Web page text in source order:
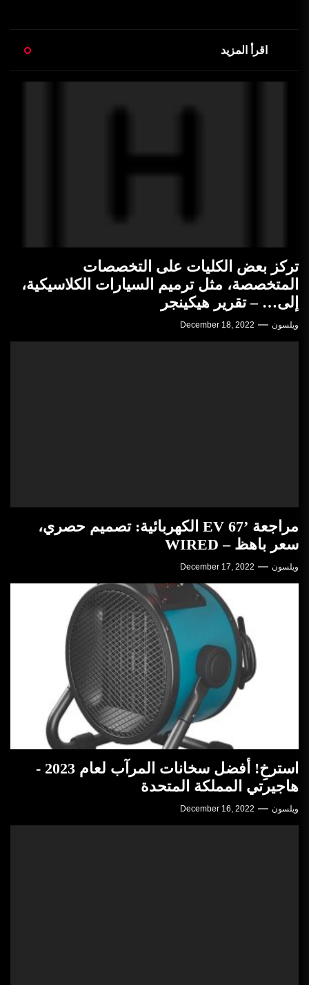
اقرأ المزيد
تركز بعض الكليات على التخصصات
المتخصصة، مثل ترميم السيارات الكلاسيكية،
إلى… – تقرير هيكينجر
ويلسون December 18, 2022
مراجعة ’67 EV الكهربائية: تصميم حصري،
سعر باهظ – WIRED
ويلسون December 17, 2022
استرخِ! أفضل سخانات المرآب لعام 2023 -
هاجيرتي المملكة المتحدة
ويلسون December 16, 2022